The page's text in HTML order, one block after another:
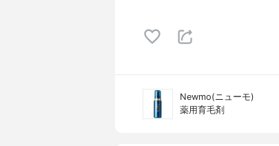
Newmo(ニューモ)
薬用育毛剤